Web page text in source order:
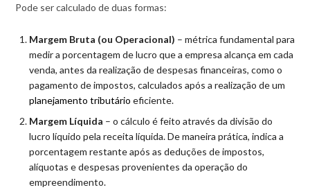
Pode ser calculado de duas formas:
Margem Bruta (ou Operacional) – métrica fundamental para
medir a porcentagem de lucro que a empresa alcança em cada
venda, antes da realização de despesas financeiras, como o
pagamento de impostos, calculados após a realização de um
planejamento tributário eficiente.
Margem Líquida – o cálculo é feito através da divisão do
lucro líquido pela receita líquida. De maneira prática, indica a
porcentagem restante após as deduções de impostos,
alíquotas e despesas provenientes da operação do
empreendimento.